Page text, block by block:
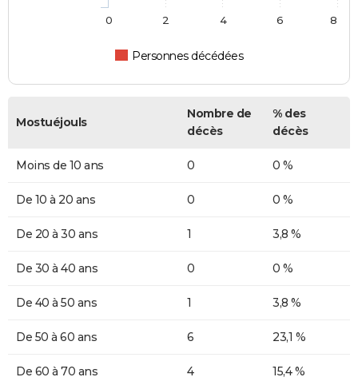
Personnes décédées
0 2 4 6 8
Mostuéjouls
Nombre de
décès
% des
décès
Moins de 10 ans 0 0 %
De 10 à 20 ans 0 0 %
De 20 à 30 ans 1 3,8 %
De 30 à 40 ans 0 0 %
De 40 à 50 ans 1 3,8 %
De 50 à 60 ans 6 23,1 %
De 60 à 70 ans 4 15,4 %